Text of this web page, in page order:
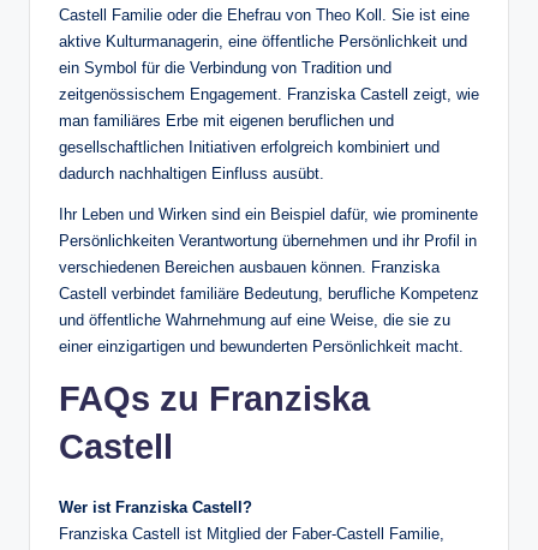
Castell Familie oder die Ehefrau von Theo Koll. Sie ist eine
aktive Kulturmanagerin, eine öffentliche Persönlichkeit und
ein Symbol für die Verbindung von Tradition und
zeitgenössischem Engagement. Franziska Castell zeigt, wie
man familiäres Erbe mit eigenen beruflichen und
gesellschaftlichen Initiativen erfolgreich kombiniert und
dadurch nachhaltigen Einfluss ausübt.
Ihr Leben und Wirken sind ein Beispiel dafür, wie prominente
Persönlichkeiten Verantwortung übernehmen und ihr Profil in
verschiedenen Bereichen ausbauen können. Franziska
Castell verbindet familiäre Bedeutung, berufliche Kompetenz
und öffentliche Wahrnehmung auf eine Weise, die sie zu
einer einzigartigen und bewunderten Persönlichkeit macht.
FAQs zu Franziska
Castell
Wer ist Franziska Castell?
Franziska Castell ist Mitglied der Faber-Castell Familie,